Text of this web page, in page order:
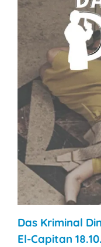
Das Kriminal
El-Capitan